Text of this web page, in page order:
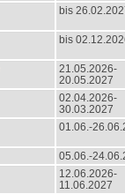
bis
bis
21.05.2026-
20.05.2027
02.04.2026-
30.03.2027
01.06.-
05.06.-
12.06.2026-
11.06.2027